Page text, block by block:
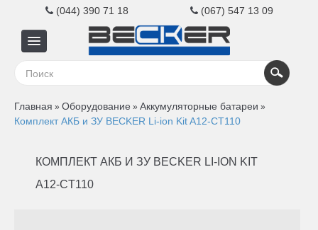
(044) 390 71 18 (067) 547 13 09
Для
Для
Главная » Оборудование » Аккумуляторные батареи »
Комплект АКБ и ЗУ BECKER Li-ion Kit A12-CT110
КОМПЛЕКТ АКБ И ЗУ BECKER LI-ION KIT
A12-CT110